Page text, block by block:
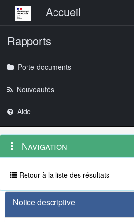
Menu principalAccueil
Rapports
Porte-documents
Nouveautés
Aide
Navigation
outils
Menu
contextuel
Navigation
Retour à la liste des résultats
Notice descriptive